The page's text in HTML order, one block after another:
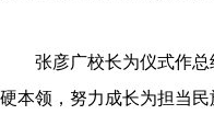
张彦广校长为仪式作总
硬本领，努力成长为担当民